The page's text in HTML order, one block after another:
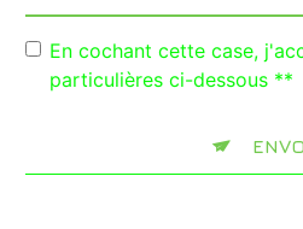
En cochant cette case,
particulières ci-dessous **